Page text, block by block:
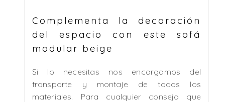
Complementa la decoración
del espacio con este sofá
modular beige
Si lo necesitas nos encargamos del
transporte y montaje de todos los
materiales. Para cualquier consejo que